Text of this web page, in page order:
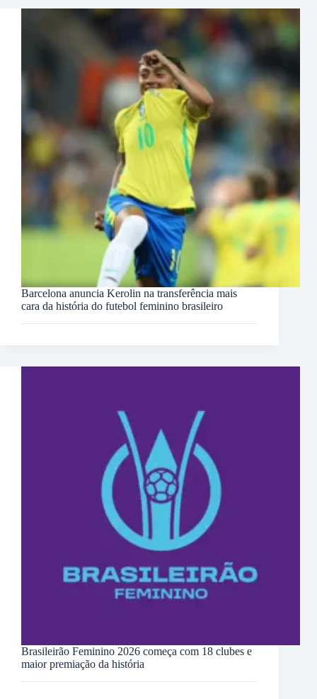
Barcelona anuncia Kerolin na transferência mais
cara da história do futebol feminino brasileiro
Brasileirão Feminino 2026 começa com 18 clubes e
maior premiação da história